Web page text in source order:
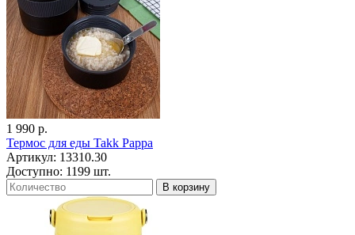
1 990 р.
Термос для еды Takk Pappa
Артикул: 13310.30
Доступно: 1199 шт.
В корзину